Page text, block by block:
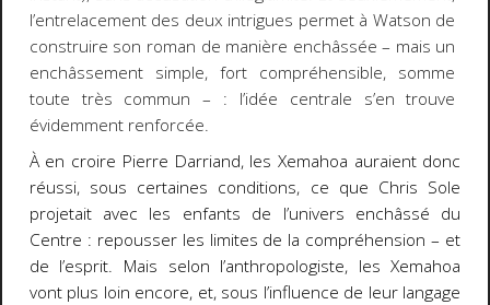
l’entrelacement des deux intrigues permet à Watson de
construire son roman de manière enchâssée – mais un
enchâssement simple, fort compréhensible, somme
toute très commun – : l’idée centrale s’en trouve
évidemment renforcée.
À en croire Pierre Darriand, les Xemahoa auraient donc
réussi, sous certaines conditions, ce que Chris Sole
projetait avec les enfants de l’univers enchâssé du
Centre : repousser les limites de la compréhension – et
de l’esprit. Mais selon l’anthropologiste, les Xemahoa
vont plus loin encore, et, sous l’influence de leur langage